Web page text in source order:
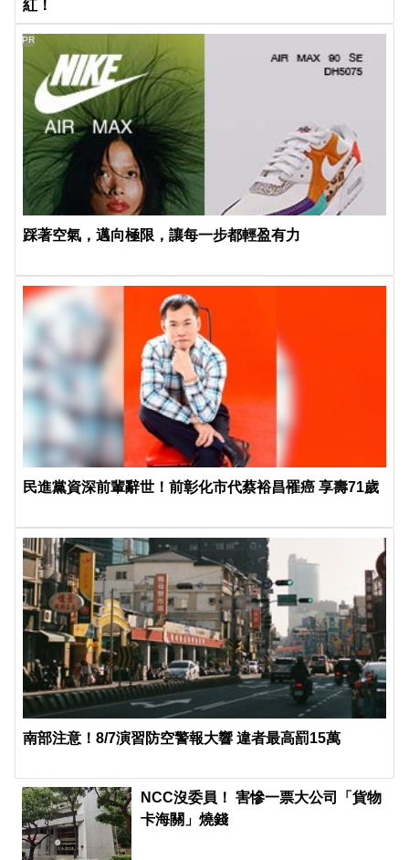
紅！
踩著空氣，邁向極限，讓每一步都輕盈有力
PR
民進黨資深前輩辭世！前彰化市代蔡裕昌罹癌 享壽71歲
南部注意！8/7演習防空警報大響 違者最高罰15萬
NCC沒委員！ 害慘一票大公司「貨物
卡海關」燒錢